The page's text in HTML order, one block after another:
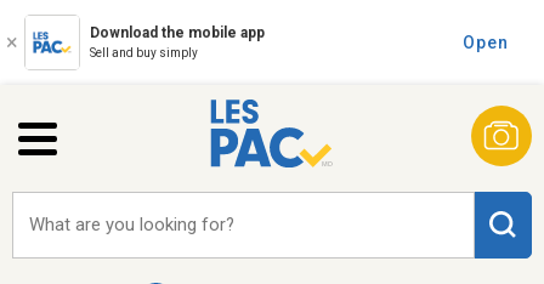
Download the mobile app
Sell and buy simply
Open
What are you looking for?